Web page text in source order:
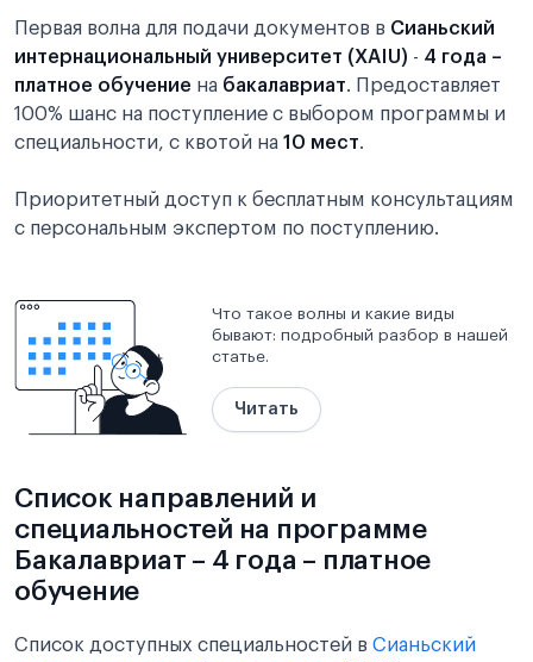
Первая волна для подачи документов в Сианьский
интернациональный университет (XAIU) - 4 года –
платное обучение на бакалавриат. Предоставляет
100% шанс на поступление с выбором программы и
специальности, с квотой на 10 мест.
Приоритетный доступ к бесплатным консультациям
с персональным экспертом по поступлению.
Что такое волны и какие виды
бывают: подробный разбор в нашей
статье.
Читать
Список направлений и
специальностей на программе
Бакалавриат – 4 года – платное
обучение
Список доступных специальностей в Сианьский